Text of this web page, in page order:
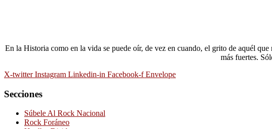
En la Historia como en la vida se puede oír, de vez en cuando, el grito de aquél
más fuertes.
X-twitter Instagram Linkedin-in Facebook-f Envelope
Secciones
Súbele Al Rock Nacional
Rock Foráneo